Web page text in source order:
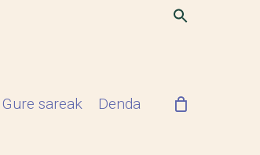
Gure sareak Denda